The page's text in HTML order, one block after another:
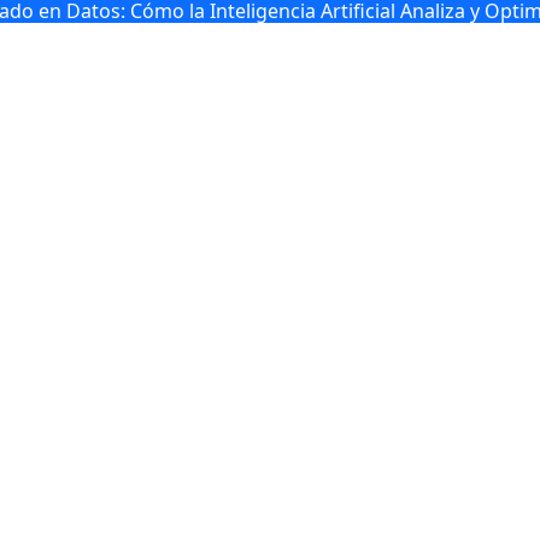
en Datos: Cómo la Inteligencia Artificial Analiza y